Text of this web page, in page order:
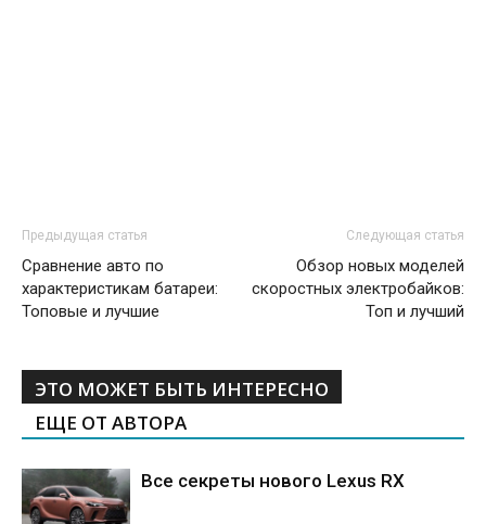
Предыдущая статья
Сравнение авто по
характеристикам батареи:
Топовые и лучшие
Следующая статья
Обзор новых моделей
скоростных электробайков:
Топ и лучший
ЭТО МОЖЕТ БЫТЬ ИНТЕРЕСНО
ЕЩЕ ОТ АВТОРА
Все секреты нового Lexus RX